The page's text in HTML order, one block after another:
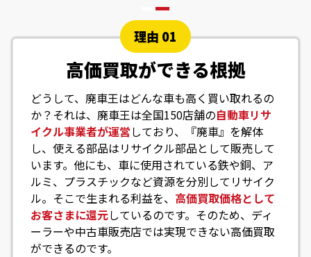
理由 01
高価買取ができる根拠
どうして、廃車王はどんな車も高く買い取れるの
か？それは、廃車王は全国150店舗の自動車リサ
イクル事業者が運営しており、『廃車』を解体
し、使える部品はリサイクル部品として販売して
います。他にも、車に使用されている鉄や銅、ア
ルミ、プラスチックなど資源を分別してリサイク
ル。そこで生まれる利益を、 高価買取価格として
お客さまに還元しているのです。そのため、ディ
ーラーや中古車販売店では実現できない高価買取
ができるのです。